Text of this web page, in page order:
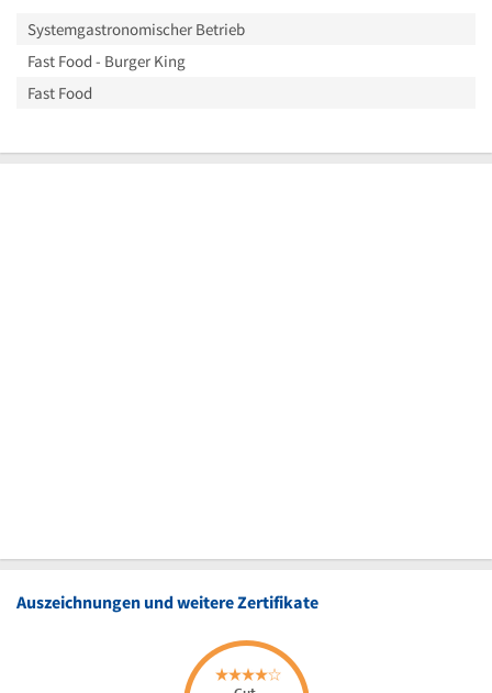
Systemgastronomischer Betrieb
Fast Food - Burger King
Fast Food
Auszeichnungen und weitere Zertifikate